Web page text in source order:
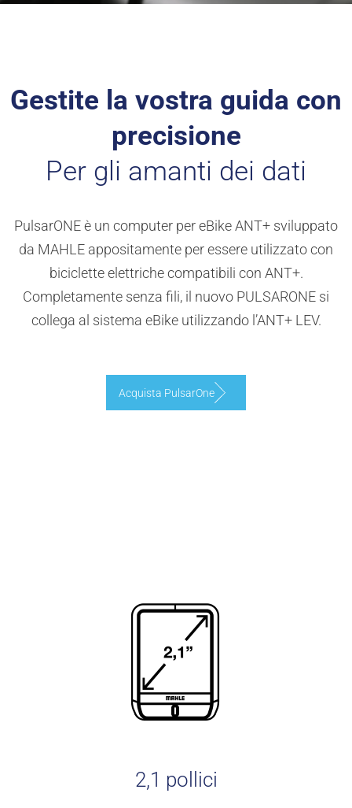
Gestite la vostra guida con
precisione
Per gli amanti dei dati
PulsarONE è un computer per eBike ANT+ sviluppato
da MAHLE appositamente per essere utilizzato con
biciclette elettriche compatibili con ANT+.
Completamente senza fili, il nuovo PULSARONE si
collega al sistema eBike utilizzando l’ANT+ LEV.
Acquista PulsarOne
2,1 pollici